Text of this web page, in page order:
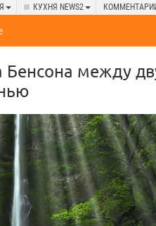
КУХНЯ NEWS2
между